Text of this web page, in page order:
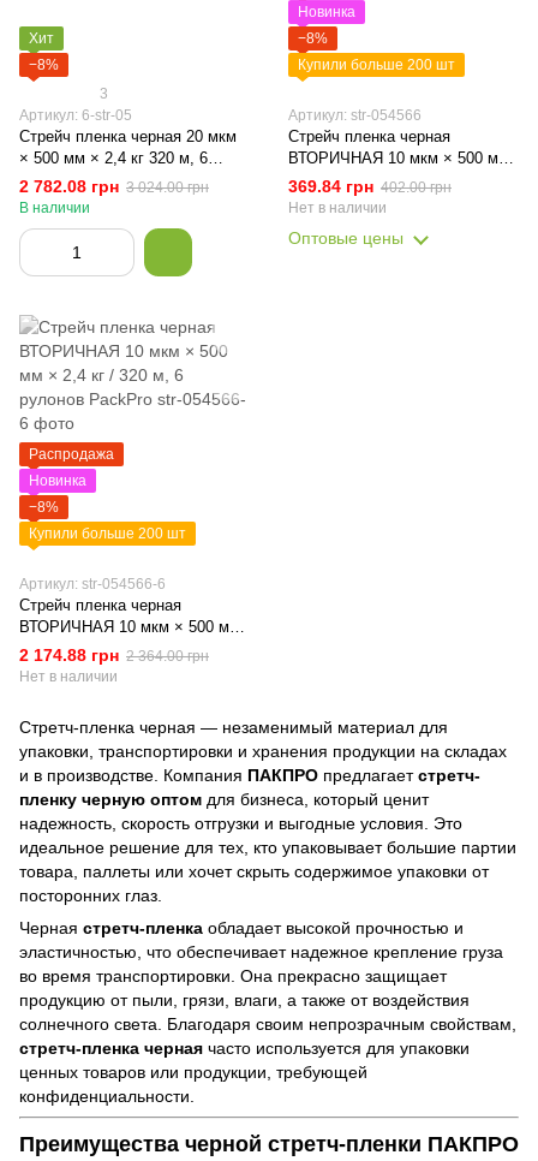
Хит
−8%
3
Артикул: 6-str-05
Стрейч пленка черная 20 мкм
× 500 мм × 2,4 кг 320 м, 6
рулонов PackPro
2 782.08 грн 3 024.00 грн
В наличии
Новинка
−8%
Купили больше 200 шт
Артикул: str-054566
Стрейч пленка черная
ВТОРИЧНАЯ 10 мкм × 500 мм
× 2,4 кг / 320 м, 1 рулон
PackPro
369.84 грн 402.00 грн
Нет в наличии
Оптовые цены
Распродажа
Новинка
−8%
Купили больше 200 шт
Артикул: str-054566-6
Стрейч пленка черная
ВТОРИЧНАЯ 10 мкм × 500 мм
× 2,4 кг / 320 м, 6 рулонов
PackPro
2 174.88 грн 2 364.00 грн
Нет в наличии
Стретч-пленка черная — незаменимый материал для
упаковки, транспортировки и хранения продукции на складах
и в производстве. Компания ПАКПРО предлагаетстретч-
пленку черную оптом для бизнеса, который ценит
надежность, скорость отгрузки и выгодные условия. Это
идеальное решение для тех, кто упаковывает большие партии
товара, паллеты или хочет скрыть содержимое упаковки от
посторонних глаз.
Черная стретч-пленка обладает высокой прочностью и
эластичностью, что обеспечивает надежное крепление груза
во время транспортировки. Она прекрасно защищает
продукцию от пыли, грязи, влаги, а также от воздействия
солнечного света. Благодаря своим непрозрачным свойствам,
стретч-пленка черная часто используется для упаковки
ценных товаров или продукции, требующей
конфиденциальности.
Преимущества черной стретч-пленки ПАКПРО